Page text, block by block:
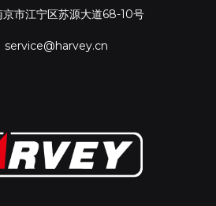
京市江宁区苏源大道68-10号
service@harvey.cn